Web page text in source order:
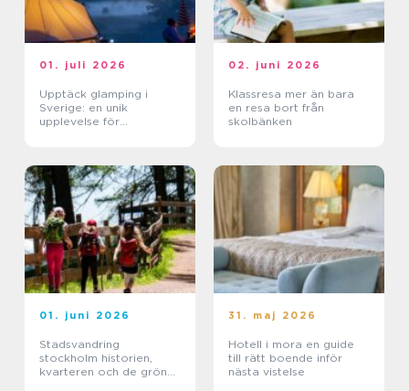
01. juli 2026
Upptäck glamping i
Sverige: en unik
upplevelse för
02. juni 2026
Klassresa mer än bara
en resa bort från
skolbänken
01. juni 2026
Stadsvandring
stockholm historien,
kvarteren och de gröna
31. maj 2026
Hotell i mora en guide
till rätt boende inför
nästa vistelse